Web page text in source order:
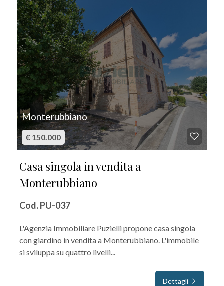
Monterubbiano
€ 150.000
Casa singola in vendita a
Monterubbiano
Cod. PU-037
L'Agenzia Immobiliare Puzielli propone casa singola
con giardino in vendita a Monterubbiano. L'immobile
si sviluppa su quattro livelli...
Dettagli